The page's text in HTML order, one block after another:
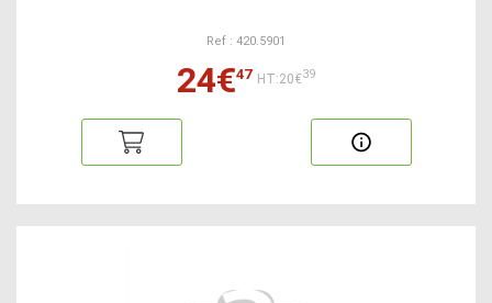
Ref : 420.5901
24€47 HT:20€39